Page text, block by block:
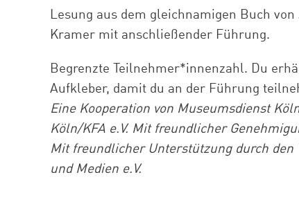
Lesung aus dem gleichnamigen Buch
Kramer mit anschließender Führung.
Begrenzte Teilnehmer*innenzahl. Du
Aufkleber, damit du an der Führung
Eine Kooperation von Museumsdienst
Köln/KFA e.V. Mit freundlicher
Mit freundlicher Unterstützung durch
und Medien e.V.